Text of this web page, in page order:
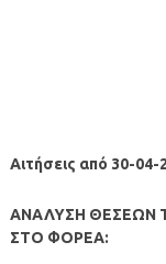
Αιτήσεις από 30-
ΑΝΑΛΥΣΗ ΘΕΣΕΩΝ
ΣΤΟ ΦΟΡΕΑ: